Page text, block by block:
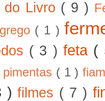
do Livro ( 9 )
( 1 )
( 3 ) feta (
( 1 )
)filmes ( 7 )